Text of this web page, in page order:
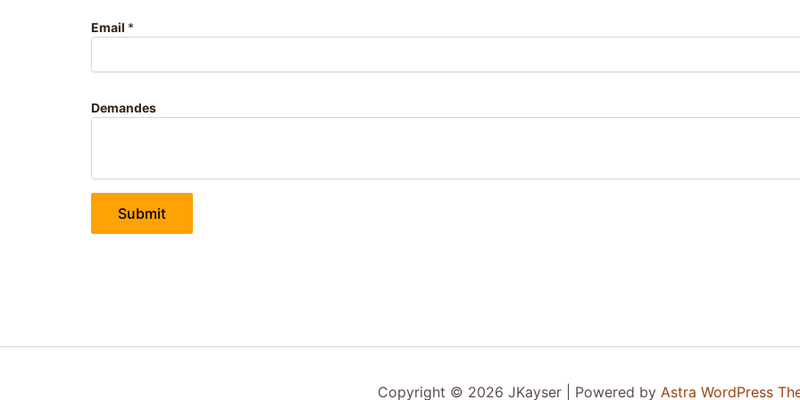
M
Email *
Demandes
Submit
Copyright © 2026 JKayser | Powered by Astra WordPress